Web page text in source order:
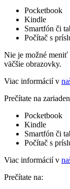
Pocketbook
Kindle
Smartfón či
Počítač s
Nie je možné
väčšie obrazovky.
Viac informácií v
Prečítate na
Pocketbook
Kindle
Smartfón či
Počítač s
Viac informácií v
Prečítate na: